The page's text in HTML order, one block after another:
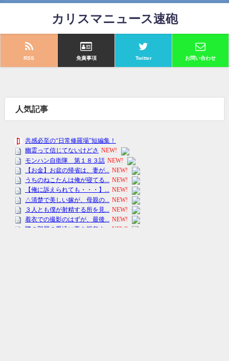
カリスマニュース速砲
RSS 免責事項 Twitter お問い合わせ
人気記事